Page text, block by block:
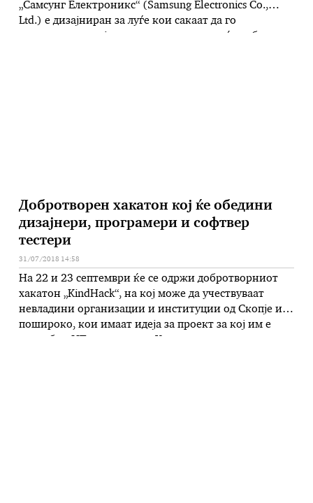
„Самсунг Електроникс“ (Samsung Electronics Co.,
Ltd.) е дизајниран за луѓе кои сакаат да го
Добротворен хакатон кој ќе обедини
дизајнери, програмери и софтвер
тестери
31/07/2018 14:58
На 22 и 23 септември ќе се одржи добротворниот
хакатон „KindHack“, на кој може да учествуваат
невладини организации и институции од Скопје и
пошироко, кои имаат идеја за проект за кој им е